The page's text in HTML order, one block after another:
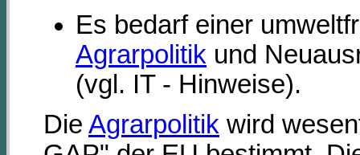
Es bedarf einer
Agrarpolitik und
(vgl. IT - Hinweise).
Die Agrarpolitik wird